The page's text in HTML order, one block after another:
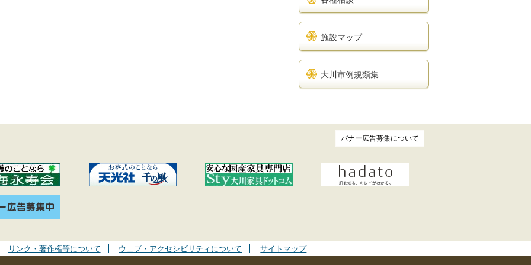
施設マップ
大川市例規類集
バナー広告募集について
リンク・著作権等について ウェブ・アクセシビリティについて サイトマップ